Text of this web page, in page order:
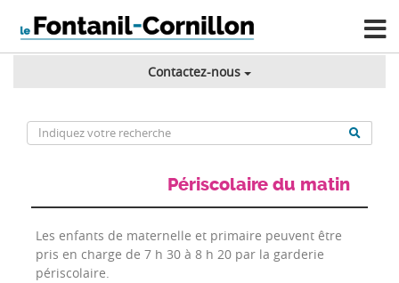
Contactez-nous
Périscolaire du matin
Les enfants de maternelle et primaire peuvent être
pris en charge de 7 h 30 à 8 h 20 par la garderie
périscolaire.